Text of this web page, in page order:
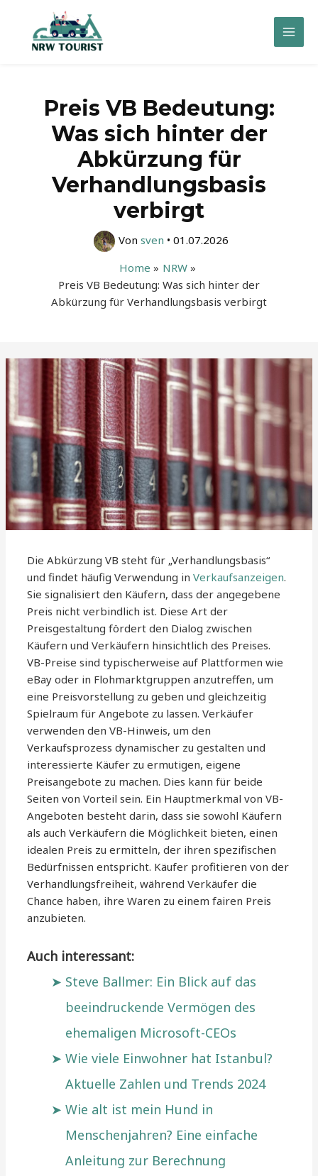
springen
Main
Preis VB Bedeutung:
Was sich hinter der
Abkürzung für
Verhandlungsbasis
verbirgt
Von sven • 01.07.2026
Home
NRW
Preis VB Bedeutung: Was sich hinter der
Abkürzung für Verhandlungsbasis verbirgt
Die Abkürzung VB steht für „Verhandlungsbasis“
und findet häufig Verwendung inVerkaufsanzeigen.
Sie signalisiert den Käufern, dass der angegebene
Preis nicht verbindlich ist. Diese Art der
Preisgestaltung fördert den Dialog zwischen
Käufern und Verkäufern hinsichtlich des Preises.
VB-Preise sind typischerweise auf Plattformen wie
eBay oder in Flohmarktgruppen anzutreffen, um
eine Preisvorstellung zu geben und gleichzeitig
Spielraum für Angebote zu lassen. Verkäufer
verwenden den VB-Hinweis, um den
Verkaufsprozess dynamischer zu gestalten und
interessierte Käufer zu ermutigen, eigene
Preisangebote zu machen. Dies kann für beide
Seiten von Vorteil sein. Ein Hauptmerkmal von VB-
Angeboten besteht darin, dass sie sowohl Käufern
als auch Verkäufern die Möglichkeit bieten, einen
idealen Preis zu ermitteln, der ihren spezifischen
Bedürfnissen entspricht. Käufer profitieren von der
Verhandlungsfreiheit, während Verkäufer die
Chance haben, ihre Waren zu einem fairen Preis
anzubieten.
Auch interessant:
Steve Ballmer: Ein Blick auf das
beeindruckende Vermögen des
ehemaligen Microsoft-CEOs
Wie viele Einwohner hat Istanbul?
Aktuelle Zahlen und Trends 2024
Wie alt ist mein Hund in
Menschenjahren? Eine einfache
Anleitung zur Berechnung